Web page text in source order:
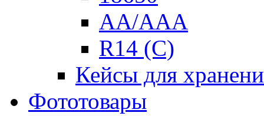
AA/AAA
R14 (C)
Кейсы для
Фототовары